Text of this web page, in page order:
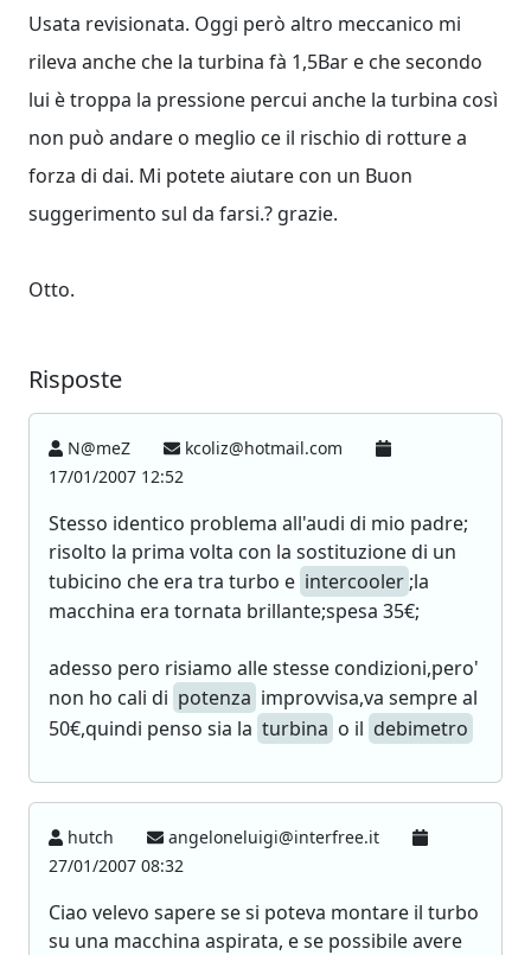
Usata revisionata. Oggi però altro meccanico mi
rileva anche che la turbina fà 1,5Bar e che secondo
lui è troppa la pressione percui anche la turbina così
non può andare o meglio ce il rischio di rotture a
forza di dai. Mi potete aiutare con un Buon
suggerimento sul da farsi.? grazie.
Otto.
Risposte
N@meZ
kcoliz@hotmail.com
17/01/2007 12:52
Stesso identico problema all'audi di mio padre;
risolto la prima volta con la sostituzione di un
tubicino che era tra turbo e intercooler ;la
macchina era tornata brillante;spesa 35€;
adesso pero risiamo alle stesse condizioni,pero'
non ho cali di potenza improvvisa,va sempre al
50€,quindi penso sia la turbina o il debimetro
hutch
angeloneluigi@interfree.it
27/01/2007 08:32
Ciao velevo sapere se si poteva montare il turbo
su una macchina aspirata, e se possibile avere